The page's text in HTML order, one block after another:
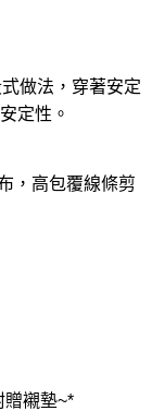
做法，穿著安定
定性。
，高包覆線條剪
贈襯墊~*